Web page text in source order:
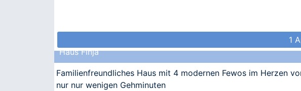
1
Haus Finja
Familienfreundliches Haus mit 4 modernen Fewos im Herzen
nur nur wenigen Gehminuten